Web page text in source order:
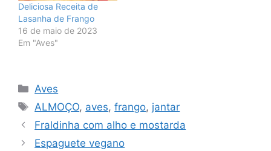
Deliciosa Receita de
Lasanha de Frango
16 de maio de 2023
Em "Aves"
Categorias
Aves
Tags
ALMOÇO, aves,frango, jantar
Fraldinha com alho e mostarda
Espaguete vegano